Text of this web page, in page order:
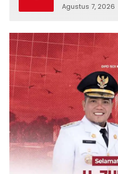
Lokomotif
Agustus 7, 2026